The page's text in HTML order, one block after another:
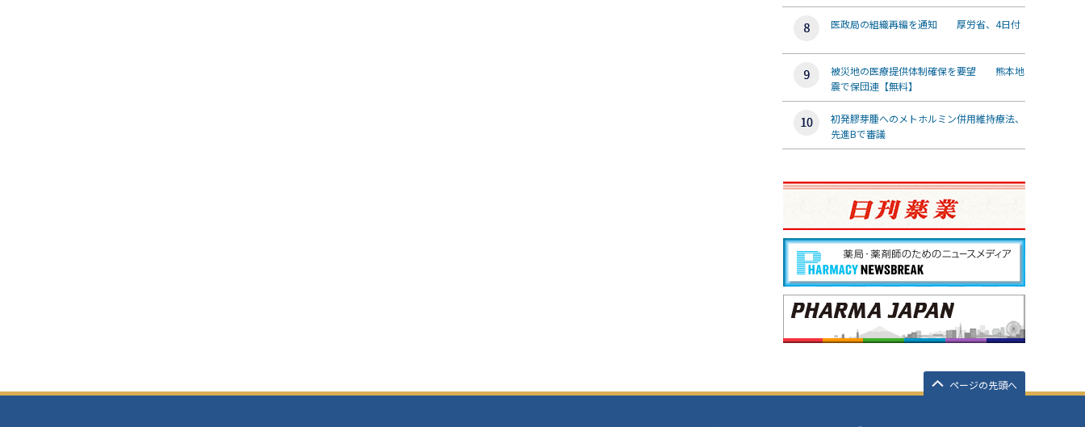
医政局の組織再編を通知 厚労省、4日付
被災地の医療提供体制確保を要望 熊本地
震で保団連【無料】
初発膠芽腫へのメトホルミン併用維持療法、
先進Bで審議
ページの先頭へ